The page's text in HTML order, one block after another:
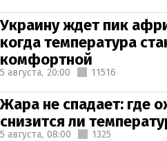
Украину ждет пик
когда температура
комфортной
5 августа, 20:00 11516
Жара не спадает: где
снизится ли
5 августа, 08:00 1325